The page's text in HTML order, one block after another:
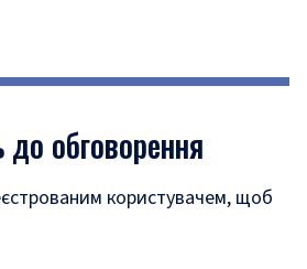
обговорення
користувачем, щоб